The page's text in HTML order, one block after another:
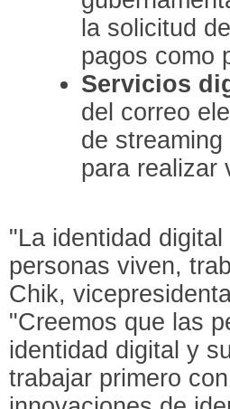
la solicitud
pagos como
Servicios
del correo
de
para realizar
"La identidad
personas viven,
Chik,
"Creemos que las
identidad digital y
trabajar primero